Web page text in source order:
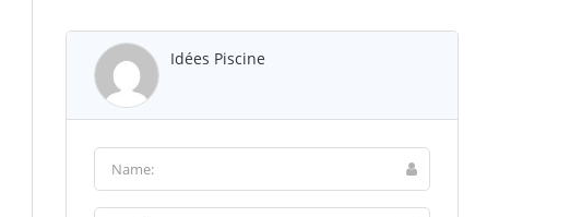
Idées Piscine